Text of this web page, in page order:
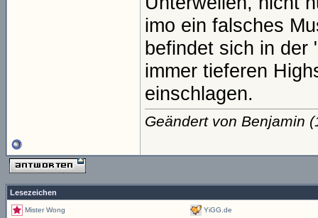
imo ein falsches
befindet sich in der
immer tieferen
einschlagen.
Geändert von Benjamin
Lesezeichen
Mister Wong YiGG.de